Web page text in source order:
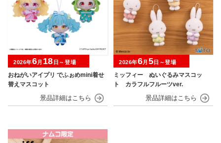
おねがいアイプリ でふぉめmini着せ
替えマスコット
2026年6月 18 日～登場
ミッフィー ぬいぐるみマスコッ
ト カラフルフルーツver.
2026年6月 5 日～登場